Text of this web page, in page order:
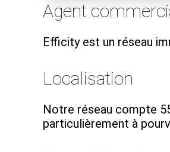
Agent
Efficity est un réseau
Localisation
Notre réseau compte
particulièrement à